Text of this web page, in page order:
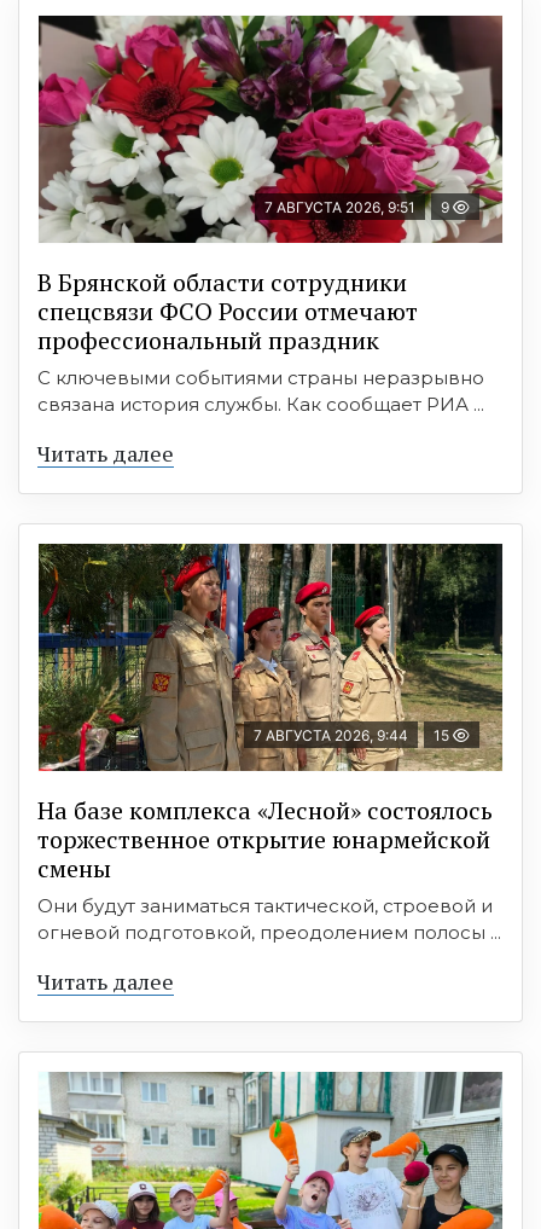
7 АВГУСТА 2026, 9:51 9
В Брянской области сотрудники
спецсвязи ФСО России отмечают
профессиональный праздник
С ключевыми событиями страны неразрывно
связана история службы. Как сообщает РИА ...
Читать далее
7 АВГУСТА 2026, 9:44 15
На базе комплекса «Лесной» состоялось
торжественное открытие юнармейской
смены
Они будут заниматься тактической, строевой и
огневой подготовкой, преодолением полосы ...
Читать далее